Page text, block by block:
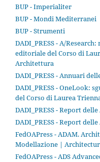
BUP - Imperialiter
BUP - Mondi Mediterranei
BUP - Strumenti
DADI_PRESS - A/
editoriale del Corso di
Architettura
DADI_PRESS - Annuari
DADI_PRESS - OneLook:
del Corso di Laurea
DADI_PRESS - Report
DADI_PRESS - Report
FedOAPress - ADAM.
Modellazione |
FedOAPress - ADS